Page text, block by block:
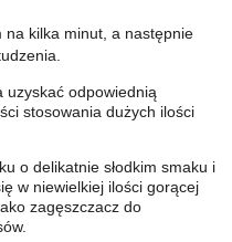
na kilka minut, a następnie
uzyskać odpowiednią
stosowania dużych ilości
o delikatnie słodkim smaku i
w niewielkiej ilości gorącej
zagęszczacz do